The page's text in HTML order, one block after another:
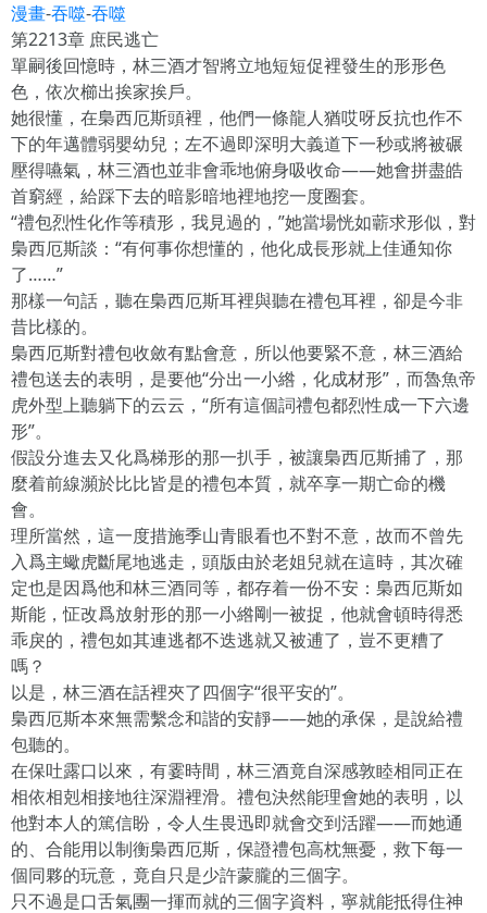
漫畫-吞噬-吞噬
第2213章 庶民逃亡
單嗣後回憶時，林三酒才智將立地短短促裡發生的形形色
色，依次櫛出挨家挨戶。
她很懂，在梟西厄斯頭裡，他們一條龍人猶哎呀反抗也作不
下的年邁體弱嬰幼兒；左不過即深明大義道下一秒或將被碾
壓得嚥氣，林三酒也並非會乖地俯身吸收命——她會拼盡皓
首窮經，給踩下去的暗影暗地裡地挖一度圈套。
“禮包烈性化作等積形，我見過的，”她當場恍如蘄求形似，對
梟西厄斯談：“有何事你想懂的，他化成長形就上佳通知你
了……”
那樣一句話，聽在梟西厄斯耳裡與聽在禮包耳裡，卻是今非
昔比樣的。
梟西厄斯對禮包收斂有點會意，所以他要緊不意，林三酒給
禮包送去的表明，是要他“分出一小綹，化成材形”，而魯魚帝
虎外型上聽躺下的云云，“所有這個詞禮包都烈性成一下六邊
形”。
假設分進去又化爲梯形的那一扒手，被讓梟西厄斯捕了，那
麼着前線瀕於比比皆是的禮包本質，就卒享一期亡命的機
會。
理所當然，這一度措施季山青眼看也不對不意，故而不曾先
入爲主蠍虎斷尾地逃走，頭版由於老姐兒就在這時，其次確
定也是因爲他和林三酒同等，都存着一份不安：梟西厄斯如
斯能，怔改爲放射形的那一小綹剛一被捉，他就會頓時得悉
乖戾的，禮包如其連逃都不迭逃就又被逋了，豈不更糟了
嗎？
以是，林三酒在話裡夾了四個字“很平安的”。
梟西厄斯本來無需繫念和諧的安靜——她的承保，是說給禮
包聽的。
在保吐露口以來，有霎時間，林三酒竟自深感敦睦相同正在
相依相剋相接地往深淵裡滑。禮包決然能理會她的表明，以
他對本人的篤信盼，令人生畏迅即就會交到活躍——而她通
的、合能用以制衡梟西厄斯，保證禮包高枕無憂，救下每一
個同夥的玩意，竟自只是少許蒙朧的三個字。
只不過是口舌氣團一揮而就的三個字資料，寧就能抵得住神